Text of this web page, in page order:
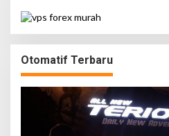
Otomatif Terbaru